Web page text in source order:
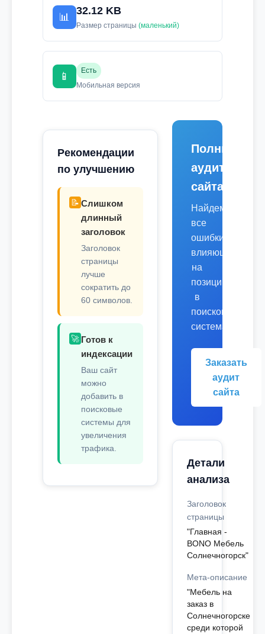
📊
32.12 KB
Размер страницы (маленький)
📱
Есть
Мобильная версия
Рекомендации
по улучшению
📝 Слишком
длинный
заголовок
Заголовок
страницы
лучше
сократить до
60 символов.
🚀 Готов к
индексации
Ваш сайт
можно
добавить в
поисковые
системы для
увеличения
трафика.
Полный
аудит
сайта
Найдем
все
ошибки,
влияющие
на
позиции
в
поисковых
системах.
Заказать
аудит
сайта
Детали
анализа
Заголовок
страницы
"Главная -
BONO Мебель
Солнечногорск"
Мета-описание
"Мебель на
заказ в
Солнечногорске
среди которой